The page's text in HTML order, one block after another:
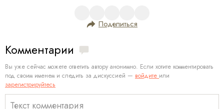
Поделиться
Комментарии
Вы уже сейчас можете ответить автору анонимно. Если хотите комментировать
под своим именем и следить за дискуссией — войдите или
зарегистрируйтесь